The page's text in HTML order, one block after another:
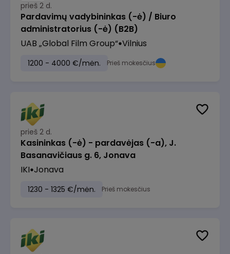
prieš 2 d.
Pardavimų vadybininkas (-ė) / Biuro
administratorius (-ė) (B2B)
UAB „Global Film Group“ Vilnius
1200 - 4000 €/mėn. Prieš mokesčius
prieš 2 d.
Kasininkas (-ė) - pardavėjas (-a), J.
Basanavičiaus g. 6, Jonava
IKI Jonava
1230 - 1325 €/mėn. Prieš mokesčius